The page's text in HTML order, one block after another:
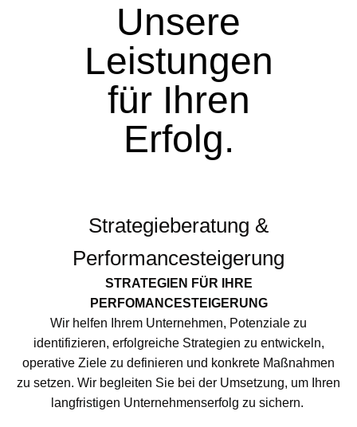
Unsere
Leistungen
für Ihren
Erfolg.
Strategieberatung &
Performancesteigerung
STRATEGIEN FÜR IHRE
PERFOMANCESTEIGERUNG
Wir helfen Ihrem Unternehmen, Potenziale zu
identifizieren, erfolgreiche Strategien zu entwickeln,
operative Ziele zu definieren und konkrete Maßnahmen
zu setzen. Wir begleiten Sie bei der Umsetzung, um Ihren
langfristigen Unternehmenserfolg zu sichern.